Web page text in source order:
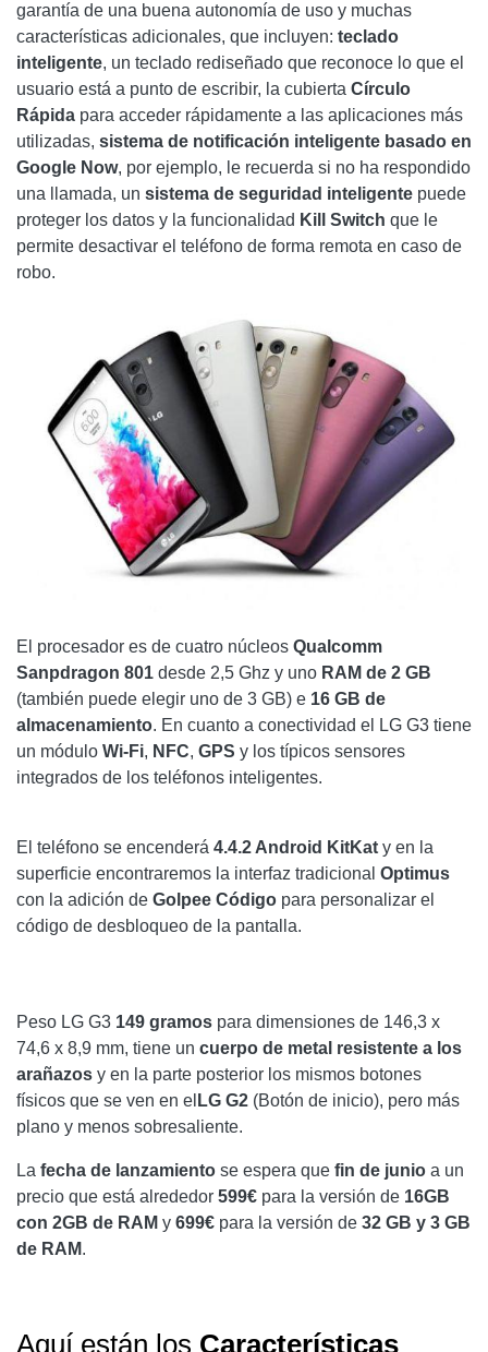
garantía de una buena autonomía de uso y muchas
características adicionales, que incluyen: teclado
inteligente, un teclado rediseñado que reconoce lo que el
usuario está a punto de escribir, la cubierta Círculo
Rápida para acceder rápidamente a las aplicaciones más
utilizadas, sistema de notificación inteligente basado en
Google Now, por ejemplo, le recuerda si no ha respondido
una llamada, un sistema de seguridad inteligente puede
proteger los datos y la funcionalidad Kill Switch que le
permite desactivar el teléfono de forma remota en caso de
robo.
El procesador es de cuatro núcleos Qualcomm
Sanpdragon 801 desde 2,5 Ghz y uno RAM de 2 GB
(también puede elegir uno de 3 GB) e 16 GB de
almacenamiento. En cuanto a conectividad el LG G3 tiene
un módulo Wi-Fi, NFC, GPS y los típicos sensores
integrados de los teléfonos inteligentes.
El teléfono se encenderá 4.4.2 Android KitKat y en la
superficie encontraremos la interfaz tradicional Optimus
con la adición de Golpee Código para personalizar el
código de desbloqueo de la pantalla.
Peso LG G3 149 gramos para dimensiones de 146,3 x
74,6 x 8,9 mm, tiene un cuerpo de metal resistente a los
arañazos y en la parte posterior los mismos botones
físicos que se ven en el LG G2 (Botón de inicio), pero más
plano y menos sobresaliente.
La fecha de lanzamiento se espera que fin de junio a un
precio que está alrededor 599€ para la versión de 16GB
con 2GB de RAM y 699€ para la versión de 32 GB y 3 GB
de RAM.
Aquí están los Características